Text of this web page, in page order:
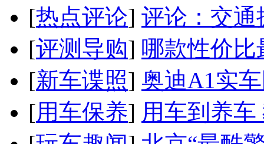
[热点评论] 评论：交通
[评测导购] 哪款性价比
[新车谍照] 奥迪A1实
[用车保养] 用车到养